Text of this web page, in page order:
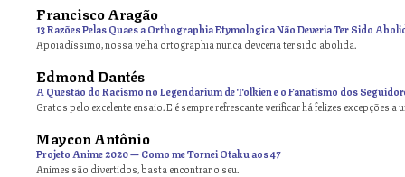
Francisco Aragão
13 Razões Pelas Quaes a Orthographia Etymologica Não Deveria Ter Sido
Apoiadíssimo, nossa velha ortographia nunca devceria ter sido abolida.
Edmond Dantés
A Questão do Racismo no Legendarium de Tolkien e o Fanatismo dos
Gratos pelo excelente ensaio. E é sempre refrescante verificar há felizes excepções a
Maycon Antônio
Projeto Anime 2020 — Como me Tornei Otaku aos 47
Animes são divertidos, basta encontrar o seu.